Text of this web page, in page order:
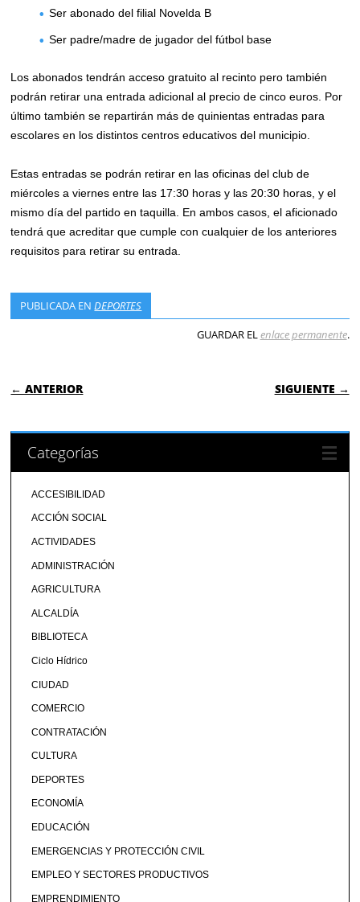
Ser abonado del filial Novelda B
Ser padre/madre de jugador del fútbol base
Los abonados tendrán acceso gratuito al recinto pero también
podrán retirar una entrada adicional al precio de cinco euros. Por
último también se repartirán más de quinientas entradas para
escolares en los distintos centros educativos del municipio.
Estas entradas se podrán retirar en las oficinas del club de
miércoles a viernes entre las 17:30 horas y las 20:30 horas, y el
mismo día del partido en taquilla. En ambos casos, el aficionado
tendrá que acreditar que cumple con cualquier de los anteriores
requisitos para retirar su entrada.
PUBLICADA ENDEPORTES
GUARDAR ELenlace permanente.
NAVEGACIÓN DE ENTRADAS
← ANTERIOR SIGUIENTE →
Categorías
ACCESIBILIDAD
ACCIÓN SOCIAL
ACTIVIDADES
ADMINISTRACIÓN
AGRICULTURA
ALCALDÍA
BIBLIOTECA
Ciclo Hídrico
CIUDAD
COMERCIO
CONTRATACIÓN
CULTURA
DEPORTES
ECONOMÍA
EDUCACIÓN
EMERGENCIAS Y PROTECCIÓN CIVIL
EMPLEO Y SECTORES PRODUCTIVOS
EMPRENDIMIENTO